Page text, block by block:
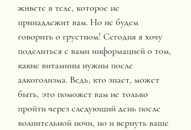
живете в теле, которое не
принадлежит вам. Но не будем
говорить о грустном! Сегодня я хочу
поделиться с вами информацией о том,
какие витамины нужны после
алкоголизма. Ведь, кто знает, может
быть, это поможет вам не только
пройти через следующий день после
волнительной ночи, но и вернуть ваше